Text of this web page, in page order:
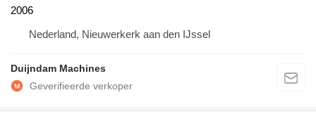
2006
Nederland, Nieuwerkerk aan den IJssel
Duijndam Machines